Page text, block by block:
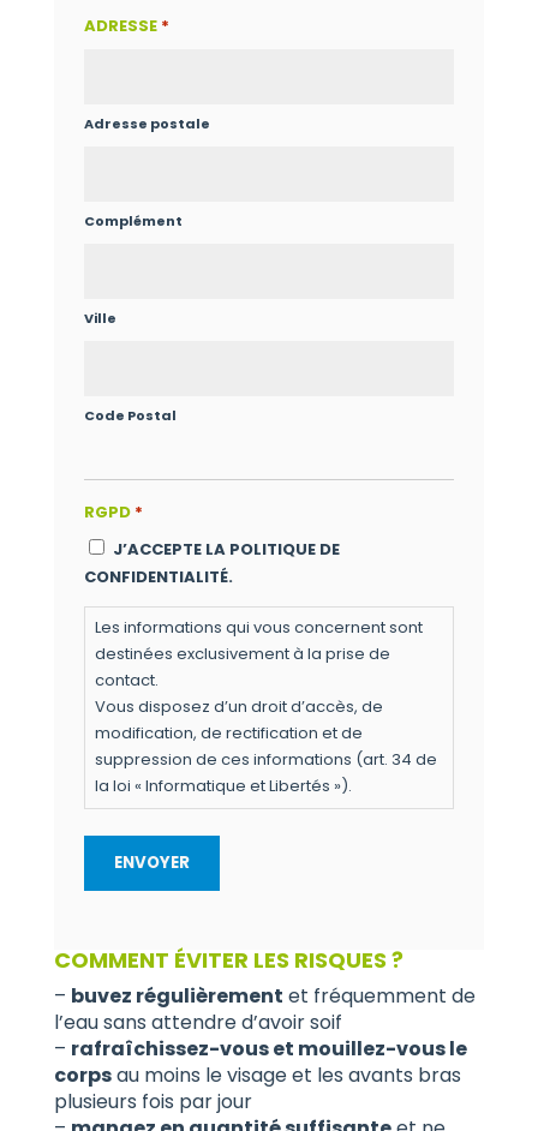
ADRESSE *
Adresse postale
Complément
Ville
Code Postal
RGPD *
J’ACCEPTE LA POLITIQUE DE
CONFIDENTIALITÉ.
Les informations qui vous concernent sont
destinées exclusivement à la prise de
contact.
Vous disposez d’un droit d’accès, de
modification, de rectification et de
suppression de ces informations (art. 34 de
la loi « Informatique et Libertés »).
COMMENT ÉVITER LES RISQUES ?
– buvez régulièrement et fréquemment de
l’eau sans attendre d’avoir soif
– rafraîchissez-vous et mouillez-vous le
corpsau moins le visage et les avants bras
plusieurs fois par jour